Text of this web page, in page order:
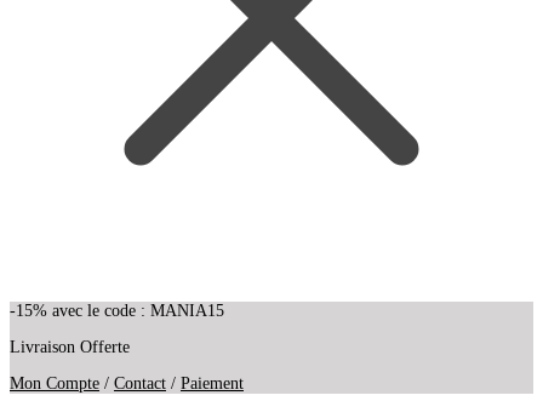
-15% avec le code : MANIA15
Livraison Offerte
Mon Compte / Contact / Paiement